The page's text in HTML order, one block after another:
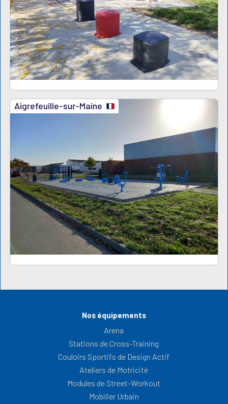
Aigrefeuille-sur-Maine
Nos équipements
Arena
Stations de Cross-Training
Couloirs Sportifs de Design Actif
Ateliers de Motricité
Modules de Street-Workout
Mobilier Urbain